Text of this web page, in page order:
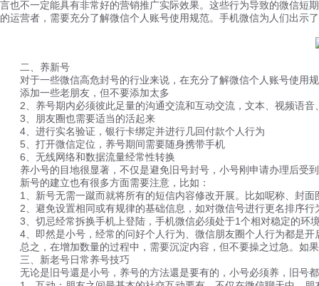
言也不一定能具有非常好的营销推广实际效果。这些行为导致的微信短
的运营者，需要充分了解微信个人账号使用规范。手机微信为人们出示
二、养新号
对于一些微信高危封号的行业来说，在充分了解微信个人账号使用
添加一些老朋友，但不要添加太多
2、养号期内必须彼此足量的沟通交流和互动交流，文本、视频语音
3、朋友圈也需要适当的活起来
4、进行实名验证，银行卡绑定并进行几回付款个人行为
5、打开微信定位，养号期间需要随身携带手机
6、无线网络和数据流量经常性转换
养小号的目地很显著，不仅是避免旧号封号，小号刚申请办理后受
新号的建立也有很多方面需要注意，比如：
1、新号无需一蹴而就将所有的短信内容修改开展。比如呢称、封面
2、避免设置相同或有规律的基础信息，如对微信号进行更名排序行
3、切忌经常拆换手机上登陆，手机微信必须处于1个相对稳定的环
4、即然是小号，经常的问好个人行为、微信朋友圈个人行为都是开
总之，在增加数量的过程中，需要沉淀内容，但不要操之过急。如
三、新老号日常养号技巧
无论是旧号還是小号，养号的方法還是要有的，小号必须养，旧号